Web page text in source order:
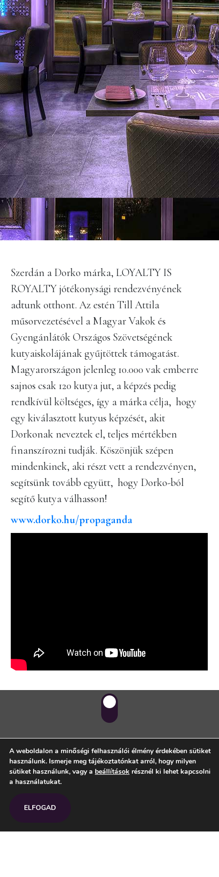
Szerdán a Dorko márka, LOYALTY IS
ROYALTY jótékonysági rendezvényének
adtunk otthont. Az estén Till Attila
műsorvezetésével a Magyar Vakok és
Gyengánlátók Országos Szövetségének
kutyaiskolájának gyűjtöttek támogatást.
Magyarországon jelenleg 10.000 vak emberre
sajnos csak 120 kutya jut, a képzés pedig
rendkívül költséges, így a márka célja, hogy
egy kiválasztott kutyus képzését, akit
Dorkonak neveztek el, teljes mértékben
finanszírozni tudják. Köszönjük szépen
mindenkinek, aki részt vett a rendezvényen,
segítsünk tovább együtt, hogy Dorko-ból
segítő kutya válhasson!
www.dorko.hu/propaganda
Kapcsolat
A weboldalon a minőségi felhasználói élmény érdekében sütiket
használunk. Ismerje meg tájékoztatónkat arról, hogy milyen
sütiket használunk, vagy a beállítások résznél ki lehet kapcsolni
a használatukat.
ELFOGAD